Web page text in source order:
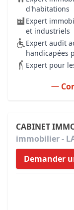
d'habitations
Expert
et industriels
Expert audit
handicapées
Expert pour
CABINET
immobilier -
Demander